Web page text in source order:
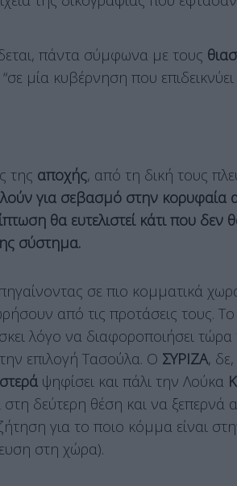
πάντα σύμφωνα με τους
μία κυβέρνηση που
της αποχής, από τη δική τους
για σεβασμό στην κορυφαία
θα ευτελιστεί κάτι που δεν
σύστημα.
σε πιο κομματικά
από τις προτάσεις τους.
λόγο να διαφοροποιήσει
επιλογή Τασούλα. Ο ΣΥΡΙΖΑ,
ψηφίσει και πάλι την Λούκα
στη δεύτερη θέση και να ξεπερνά
για το ποιο κόμμα είναι
στη χώρα).